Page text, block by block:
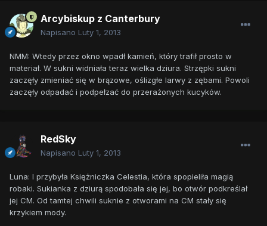
Arcybiskup z Canterbury
Napisano Luty 1, 2013
NMM: Wtedy przez okno wpadł kamień, który trafił prosto w
materiał. W sukni widniała teraz wielka dziura. Strzępki sukni
zaczęły zmieniać się w brązowe, oślizgłe larwy z zębami. Powoli
zaczęły odpadać i podpełzać do przerażonych kucyków.
RedSky
Napisano Luty 1, 2013
Luna: I przybyła Księżniczka Celestia, która spopieliła magią
robaki. Sukianka z dziurą spodobała się jej, bo otwór podkreślał
jej CM. Od tamtej chwili suknie z otworami na CM stały się
krzykiem mody.